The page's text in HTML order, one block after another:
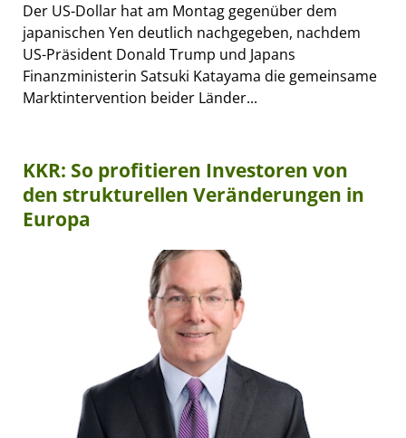
Der US-Dollar hat am Montag gegenüber dem
japanischen Yen deutlich nachgegeben, nachdem
US-Präsident Donald Trump und Japans
Finanzministerin Satsuki Katayama die gemeinsame
Marktintervention beider Länder...
KKR: So profitieren Investoren von
den strukturellen Veränderungen in
Europa